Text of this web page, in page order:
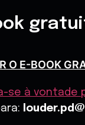
O E-BOOK
se à vontade